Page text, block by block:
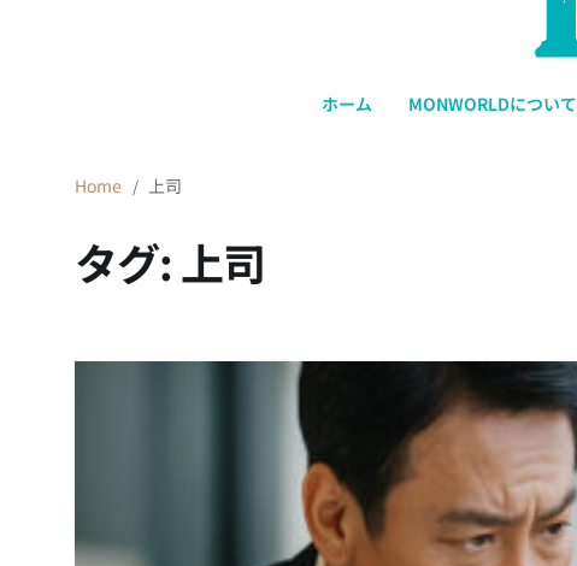
ホーム MONWORLDについて
Home 上司
タグ:上司